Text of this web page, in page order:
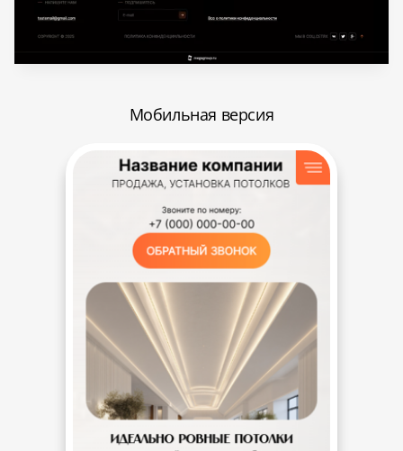
Мобильная версия